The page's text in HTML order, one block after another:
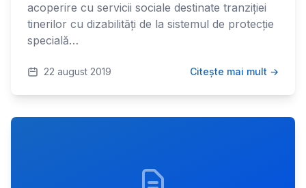
acoperire cu servicii sociale destinate tranziției
tinerilor cu dizabilități de la sistemul de protecție
specială…
22 august 2019 Citește mai mult →